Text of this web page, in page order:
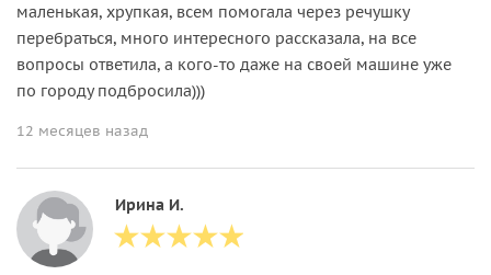
маленькая, хрупкая, всем помогала через речушку
перебраться, много интересного рассказала, на все
вопросы ответила, а кого-то даже на своей машине уже
по городу подбросила)))
12 месяцев назад
Ирина И.